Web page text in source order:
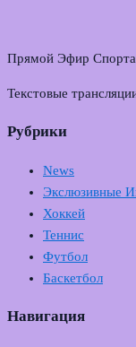
Прямой Эфир Спорта
Текстовые
Рубрики
News
Экслюзивные
Хоккей
Теннис
Футбол
Баскетбол
Навигация